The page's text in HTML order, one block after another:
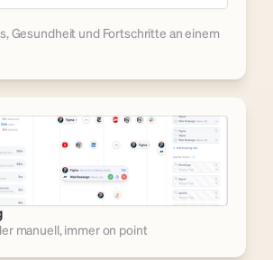
Gesundheit und Fortschritte an einem
manuell, immer on point